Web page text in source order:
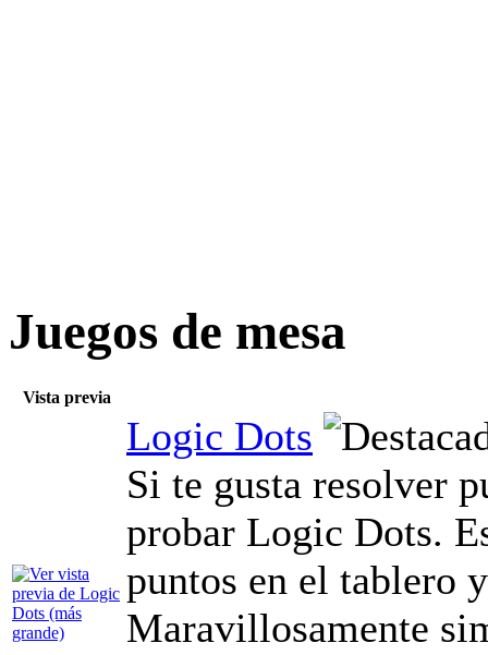
Juegos de mesa
Vista previa
Logic Dots
Si te gusta resolver
probar Logic Dots.
puntos en el tablero
Maravillosamente